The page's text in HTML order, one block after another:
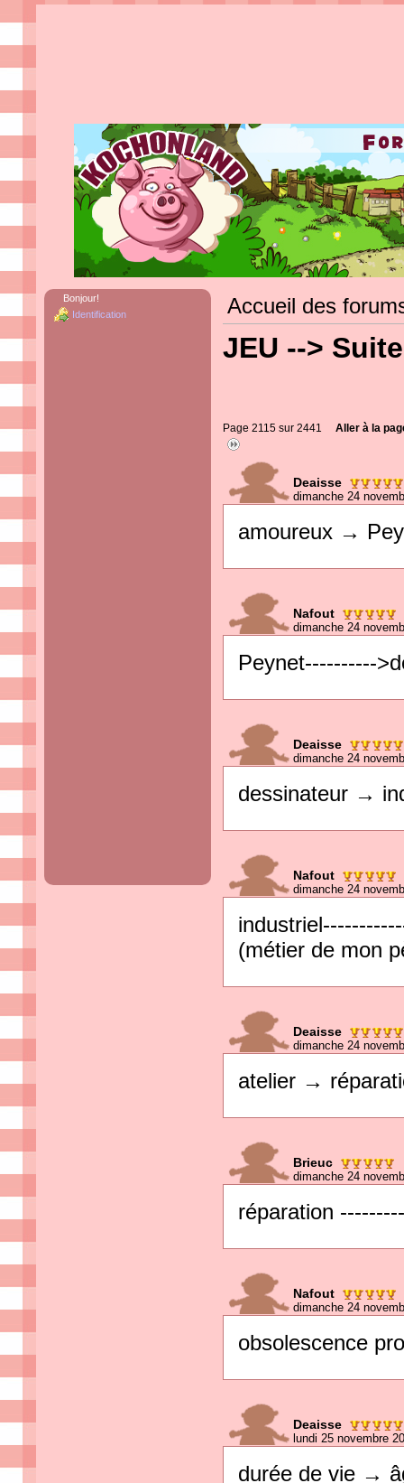
Bonjour!
Identification
Accueil des
JEU -->
Page 2115 sur 2441 Aller à la
Deaisse
dimanche 24
amoureux →
Nafout
dimanche 24
Peynet----------
Deaisse
dimanche 24
dessinateur →
Nafout
dimanche 24
(métier de mon
Deaisse
dimanche 24
atelier →
Brieuc
dimanche 24
réparation
Nafout
dimanche 24
obsolescence
Deaisse
lundi 25 novembre
durée de vie →